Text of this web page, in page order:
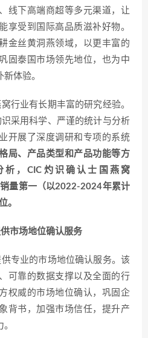
线下高端商超等多元渠道，让
享受到国际高品质滋补好物。
金丝黄洞燕领域，以更丰富的
固泰国市场领先地位，也为中
体验。
行业有长期丰富的研究经验。
采用科学、严谨的统计与分析
开展了深度调研和专项的系统
局、产品类型和产品功能等方
，CIC灼识确认士国燕窝
销量第一（以2022-2024年累计
。
市场地位确认服务
专业的市场地位确认服务。该
可靠的数据支撑以及全面的行
权威的市场地位确认，巩固企
背书，加强市场信任，提升产